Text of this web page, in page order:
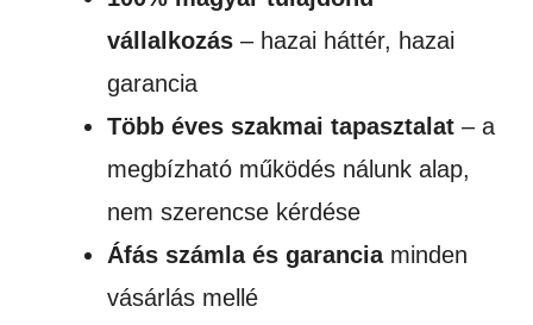
vállalkozás – hazai háttér, hazai
garancia
Több éves szakmai tapasztalat – a
megbízható működés nálunk alap,
nem szerencse kérdése
Áfás számla és garanciaminden
vásárlás mellé